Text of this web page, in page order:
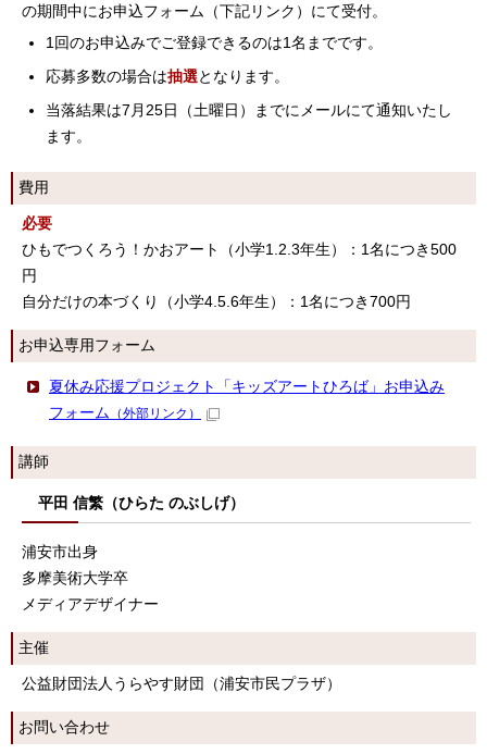
の期間中にお申込フォーム（下記リンク）にて受付。
1回のお申込みでご登録できるのは1名までです。
応募多数の場合は抽選となります。
当落結果は7月25日（土曜日）までにメールにて通知いたし
ます。
費用
必要
ひもでつくろう！かおアート（小学1.2.3年生）：1名につき500
円
自分だけの本づくり（小学4.5.6年生）：1名につき700円
お申込専用フォーム
夏休み応援プロジェクト「キッズアートひろば」お申込み
フォーム （外部リンク）
講師
平田 信繁（ひらた のぶしげ）
浦安市出身
多摩美術大学卒
メディアデザイナー
主催
公益財団法人うらやす財団（浦安市民プラザ）
お問い合わせ